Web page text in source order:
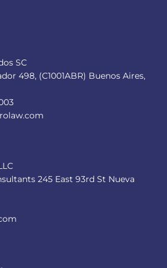
SC
498, (C1001ABR) Buenos Aires,
245 East 93rd St Nueva